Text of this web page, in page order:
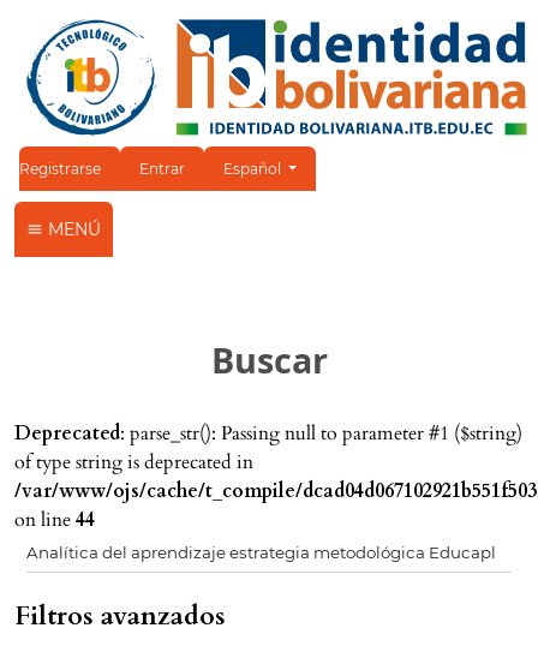
Registrarse Entrar Cambiar el idioma. El idioma actual es:
Español
MENÚ
Buscar
Deprecated: parse_str(): Passing null to parameter #1 ($string)
of type string is deprecated in
/var/www/ojs/cache/t_compile/
on line44
Filtros avanzados